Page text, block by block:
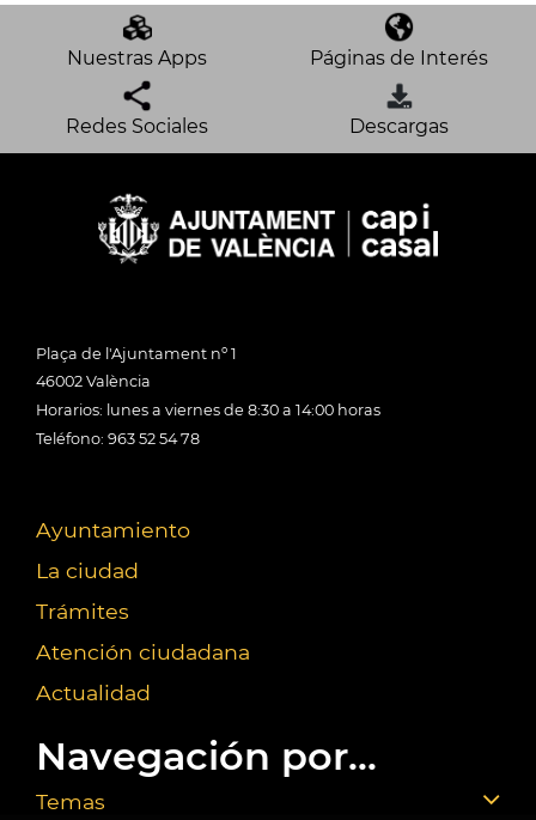
Nuestras Apps Páginas de Interés
Redes Sociales Descargas
Plaça de l'Ajuntament nº 1
46002 València
Horarios: lunes a viernes de 8:30 a 14:00 horas
Teléfono: 963 52 54 78
Ayuntamiento
La ciudad
Trámites
Atención ciudadana
Actualidad
Navegación por...
Temas